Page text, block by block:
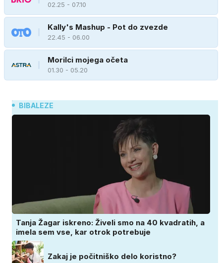
02.25 - 07.10
Kally's Mashup - Pot do zvezde
22.45 - 06.00
Morilci mojega očeta
01.30 - 05.20
BIBALEZE
Tanja Žagar iskreno: Živeli smo na 40 kvadratih, a
imela sem vse, kar otrok potrebuje
Zakaj je počitniško delo koristno?